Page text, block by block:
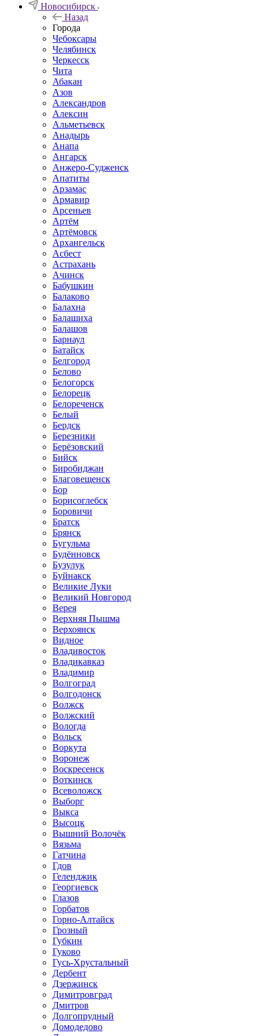
Новосибирск
Назад
Города
Чебоксары
Челябинск
Черкесск
Чита
Абакан
Азов
Александров
Алексин
Альметьевск
Анадырь
Анапа
Ангарск
Анжеро-Судженск
Апатиты
Арзамас
Армавир
Арсеньев
Артём
Артёмовск
Архангельск
Асбест
Астрахань
Ачинск
Бабушкин
Балаково
Балахна
Балашиха
Балашов
Барнаул
Батайск
Белгород
Белово
Белогорск
Белорецк
Белореченск
Белый
Бердск
Березники
Берёзовский
Бийск
Биробиджан
Благовещенск
Бор
Борисоглебск
Боровичи
Братск
Брянск
Бугульма
Будённовск
Бузулук
Буйнакск
Великие Луки
Великий Новгород
Верея
Верхняя Пышма
Верхоянск
Видное
Владивосток
Владикавказ
Владимир
Волгоград
Волгодонск
Волжск
Волжский
Вологда
Вольск
Воркута
Воронеж
Воскресенск
Воткинск
Всеволожск
Выборг
Выкса
Высоцк
Вышний Волочёк
Вязьма
Гатчина
Гдов
Геленджик
Георгиевск
Глазов
Горбатов
Горно-Алтайск
Грозный
Губкин
Гуково
Гусь-Хрустальный
Дербент
Дзержинск
Димитровград
Дмитров
Долгопрудный
Домодедово